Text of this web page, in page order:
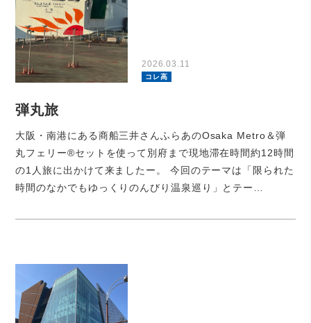
2026.03.11
コレ高
弾丸旅
大阪・南港にある商船三井さんふらあのOsaka Metro＆弾
丸フェリー®セットを使って別府まで現地滞在時間約12時間
の1人旅に出かけて来ましたー。 今回のテーマは「限られた
時間のなかでもゆっくりのんびり温泉巡り」とテー…